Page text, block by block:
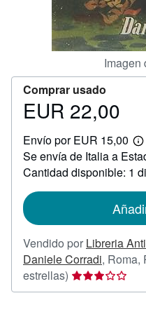
Imagen
Comprar usado
Precio
22,00
EUR 22,00
Envío por EUR 15,00
Se envía de Italia a
Cantidad disponible: 1
Vendido por Libreria
Daniele Corradi, Roma,
estrellas) Calificación
del